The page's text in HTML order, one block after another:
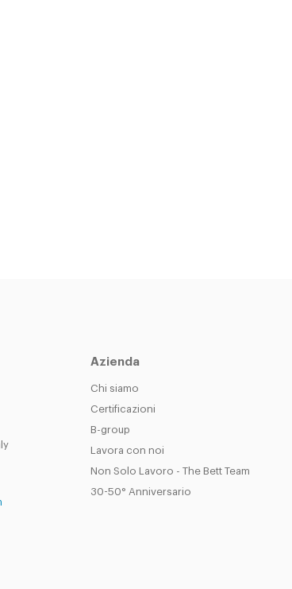
Azienda
Chi siamo
Certificazioni
B-group
Lavora con noi
Non Solo Lavoro - The Bett Team
30-50° Anniversario